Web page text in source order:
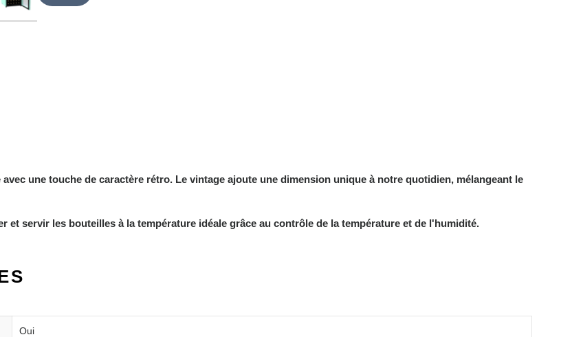
une touche de caractère rétro. Le vintage ajoute une dimension unique à notre quotidien, mélangeant le
servir les bouteilles à la température idéale grâce au contrôle de la température et de l'humidité.
Oui